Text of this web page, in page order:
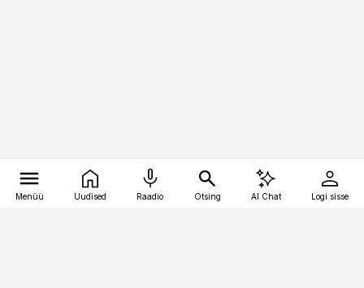
Menüü Uudised Raadio Otsing AI Chat Logi sisse